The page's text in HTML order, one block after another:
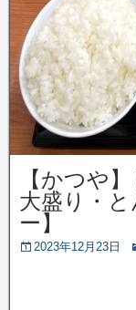
【かつや
大盛り・
ー】
2023年12月23日